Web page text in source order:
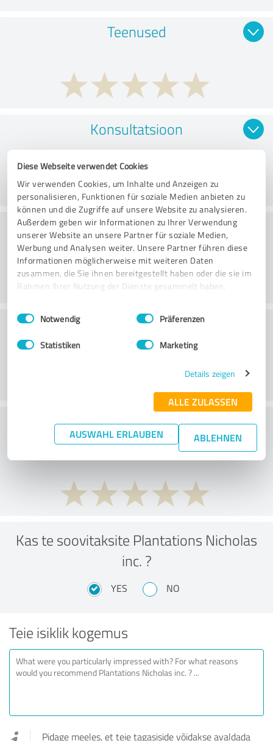
Diese Webseite verwendet Cookies
Wir verwenden Cookies, um Inhalte und Anzeigen zu
personalisieren, Funktionen für soziale Medien anbieten zu
können und die Zugriffe auf unsere Website zu analysieren.
Außerdem geben wir Informationen zu Ihrer Verwendung
unserer Website an unsere Partner für soziale Medien,
Werbung und Analysen weiter. Unsere Partner führen diese
Informationen möglicherweise mit weiteren Daten
zusammen, die Sie ihnen bereitgestellt haben oder die sie im
Rahmen Ihrer Nutzung der Dienste gesammelt haben.
Impressum Datenschutzbestimmungen
Einwilligungsauswahl
Notwendig Präferenzen
Statistiken Marketing
Details zeigen
ALLE ZULASSEN
AUSWAHL ERLAUBEN ABLEHNEN
Teenused
Konsultatsioon
Sõbralikkus
Klienditeenindus
What do you think of the price to
performance ratio?
Kas te soovitaksite Plantations Nicholas
inc. ?
YES NO
Teie isiklik kogemus
Pidage meeles, et teie tagasiside võidakse avaldada